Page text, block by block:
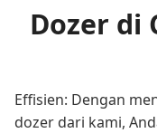
Dozer di
Effisien: Dengan
dozer dari kami,